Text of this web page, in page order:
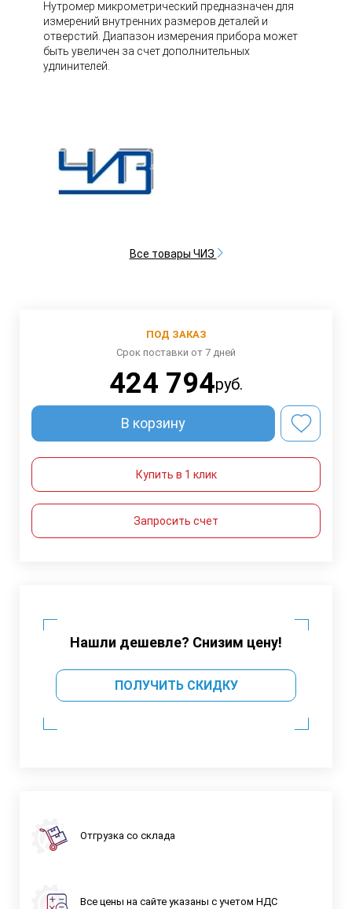
Нутромер микрометрический предназначен для
измерений внутренних размеров деталей и
отверстий. Диапазон измерения прибора может
быть увеличен за счет дополнительных
удлинителей.
Все товары ЧИЗ
ПОД ЗАКАЗ
Срок поставки от 7 дней
424 794руб.
В корзину
Купить в 1 клик
Запросить счет
Нашли дешевле? Снизим цену!
ПОЛУЧИТЬ СКИДКУ
Отгрузка со склада
Все цены на сайте указаны с учетом НДС